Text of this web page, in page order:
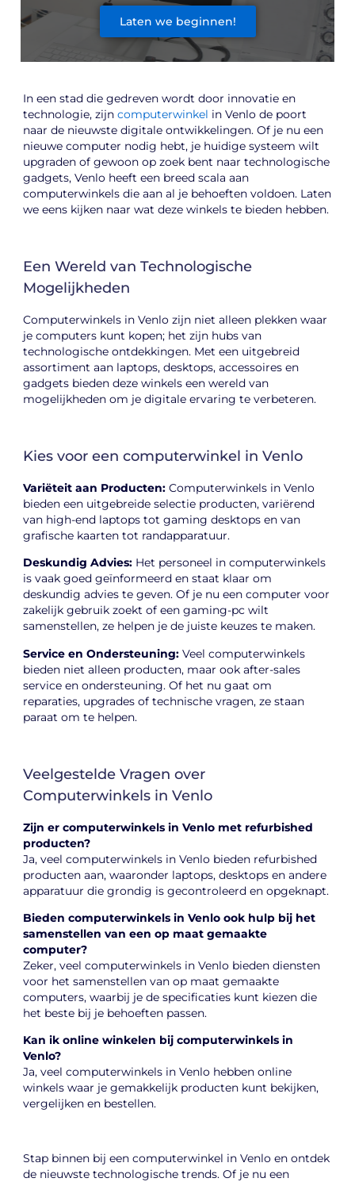
In een stad die gedreven wordt door innovatie en
technologie, zijncomputerwinkel in Venlo de poort
naar de nieuwste digitale ontwikkelingen. Of je nu een
nieuwe computer nodig hebt, je huidige systeem wilt
upgraden of gewoon op zoek bent naar technologische
gadgets, Venlo heeft een breed scala aan
computerwinkels die aan al je behoeften voldoen. Laten
we eens kijken naar wat deze winkels te bieden hebben.
Een Wereld van Technologische
Mogelijkheden
Computerwinkels in Venlo zijn niet alleen plekken waar
je computers kunt kopen; het zijn hubs van
technologische ontdekkingen. Met een uitgebreid
assortiment aan laptops, desktops, accessoires en
gadgets bieden deze winkels een wereld van
mogelijkheden om je digitale ervaring te verbeteren.
Kies voor een computerwinkel in Venlo
Variëteit aan Producten: Computerwinkels in Venlo
bieden een uitgebreide selectie producten, variërend
van high-end laptops tot gaming desktops en van
grafische kaarten tot randapparatuur.
Deskundig Advies: Het personeel in computerwinkels
is vaak goed geïnformeerd en staat klaar om
deskundig advies te geven. Of je nu een computer voor
zakelijk gebruik zoekt of een gaming-pc wilt
samenstellen, ze helpen je de juiste keuzes te maken.
Service en Ondersteuning: Veel computerwinkels
bieden niet alleen producten, maar ook after-sales
service en ondersteuning. Of het nu gaat om
reparaties, upgrades of technische vragen, ze staan
paraat om te helpen.
Veelgestelde Vragen over
Computerwinkels in Venlo
Zijn er computerwinkels in Venlo met refurbished
producten?
Ja, veel computerwinkels in Venlo bieden refurbished
producten aan, waaronder laptops, desktops en andere
apparatuur die grondig is gecontroleerd en opgeknapt.
Bieden computerwinkels in Venlo ook hulp bij het
samenstellen van een op maat gemaakte
computer?
Zeker, veel computerwinkels in Venlo bieden diensten
voor het samenstellen van op maat gemaakte
computers, waarbij je de specificaties kunt kiezen die
het beste bij je behoeften passen.
Kan ik online winkelen bij computerwinkels in
Venlo?
Ja, veel computerwinkels in Venlo hebben online
winkels waar je gemakkelijk producten kunt bekijken,
vergelijken en bestellen.
Stap binnen bij een computerwinkel in Venlo en ontdek
de nieuwste technologische trends. Of je nu een
Laten we beginnen!